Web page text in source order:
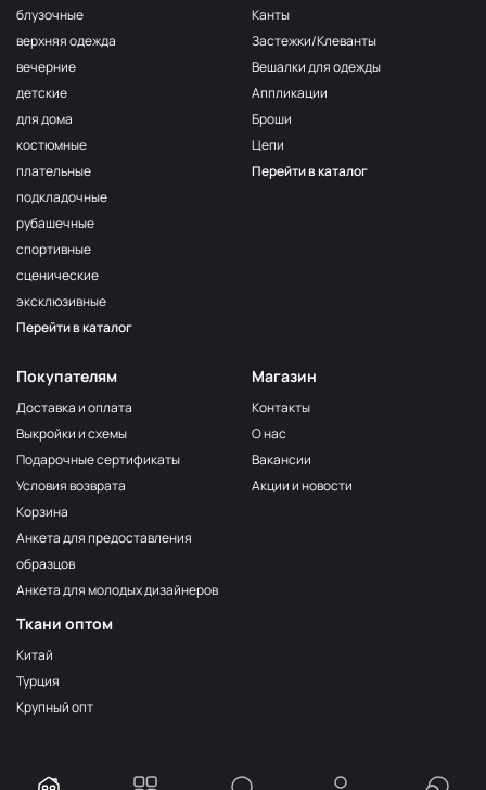
блузочные
верхняя одежда
вечерние
детские
для дома
костюмные
плательные
подкладочные
рубашечные
спортивные
сценические
эксклюзивные
Перейти в каталог
Канты
Застежки/Клеванты
Вешалки для одежды
Аппликации
Броши
Цепи
Перейти в каталог
Покупателям
Доставка и оплата
Выкройки и схемы
Подарочные сертификаты
Условия возврата
Корзина
Анкета для предоставления
образцов
Анкета для молодых дизайнеров
Ткани оптом
Китай
Турция
Крупный опт
Магазин
Контакты
О нас
Вакансии
Акции и новости